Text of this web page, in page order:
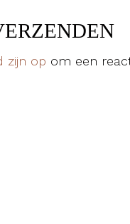
zijn op om een